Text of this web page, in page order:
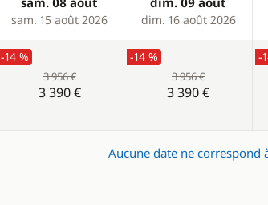
Products
sam. 15 août 2026 dim. 16 août 2026
-14 %
3 956 €
3 390 €
-14 %
3 956 €
3 390 €
-
Aucune date ne correspond